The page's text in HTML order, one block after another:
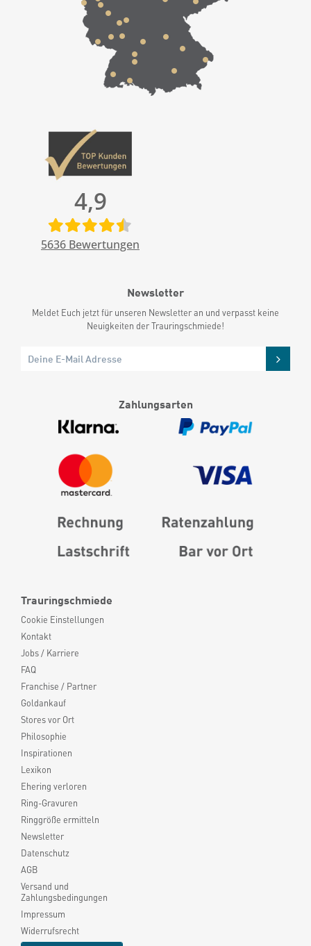
Trauringschmiede
Cookie Einstellungen
Kontakt
Jobs / Karriere
FAQ
Franchise / Partner
Goldankauf
Stores vor Ort
Philosophie
Inspirationen
Lexikon
Ehering verloren
Ring-Gravuren
Ringgröße ermitteln
Newsletter
Datenschutz
AGB
Versand und
Zahlungsbedingungen
Impressum
Widerrufsrecht
4,9
5636 Bewertungen
Newsletter
Meldet Euch jetzt für unseren Newsletter an und verpasst keine
Neuigkeiten der Trauringschmiede!
Zahlungsarten